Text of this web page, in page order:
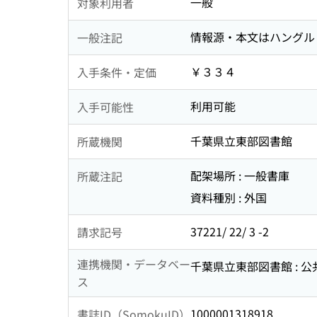
一般注記 情報源・本文はハングル
入手条件・定価 ￥３３４
入手可能性 利用可能
所蔵機関 千葉県立東部図書館
所蔵注記
配架場所 : 一般書庫
資料種別 : 外国
請求記号
37221/ 22/ 3 -2
連携機関・データベー
ス
千葉県立東部図書館 : 公
1000001318918